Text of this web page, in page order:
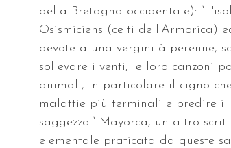
della Bretagna occidentale):
Osismiciens (celti dell'Armorica)
devote a una verginità perenne,
sollevare i venti, le loro canzoni
animali, in particolare il cigno
malattie più terminali e predire il
saggezza.“ Mayorca, un altro
elementale praticata da queste